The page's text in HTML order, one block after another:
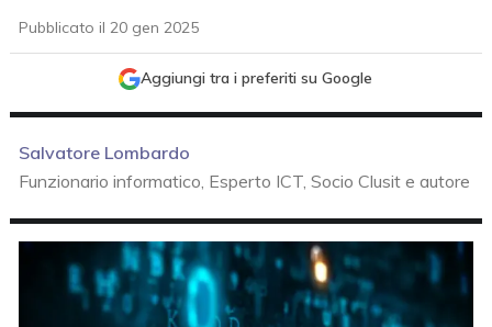
Pubblicato il 20 gen 2025
Aggiungi tra i preferiti su Google
Salvatore Lombardo
Funzionario informatico, Esperto ICT, Socio Clusit e autore